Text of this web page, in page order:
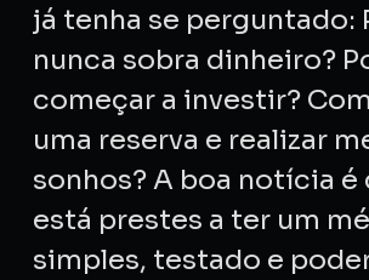
já tenha se perguntado:
nunca sobra dinheiro?
começar a investir?
uma reserva e realizar
sonhos? A boa notícia é
está prestes a ter um
simples, testado e